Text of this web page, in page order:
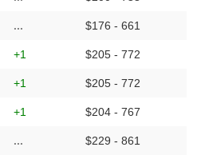
... $176 - 661
+1 $205 - 772
+1 $205 - 772
+1 $204 - 767
... $229 - 861